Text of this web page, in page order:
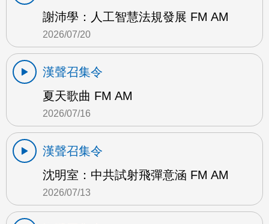
謝沛學：人工智慧法規發展 FM AM
2026/07/20
漢聲召集令
夏天歌曲 FM AM
2026/07/16
漢聲召集令
沈明室：中共試射飛彈意涵 FM AM
2026/07/13